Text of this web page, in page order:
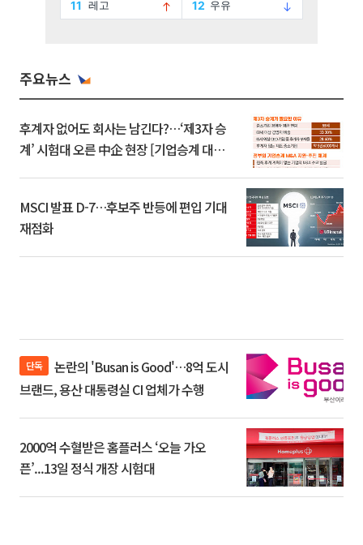
주요뉴스
후계자 없어도 회사는 남긴다?…‘제3자 승
계’ 시험대 오른 中企 현장 [기업승계 대전
MSCI 발표 D-7…후보주 반등에 편입 기대
재점화
단독
브랜드, 용산 대통령실 CI 업체가 수행
2000억 수혈받은 홈플러스 ‘오늘 가오
픈’...13일 정식 개장 시험대